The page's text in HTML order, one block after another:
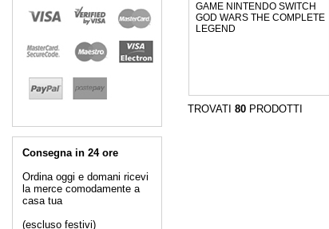
Consegna in 24 ore
Ordina oggi e domani ricevi
la merce comodamente a
casa tua
(escluso festivi)
GAME NINTENDO SWITCH
GOD WARS THE COMPLETE
LEGEND
TROVATI 80PRODOTTI